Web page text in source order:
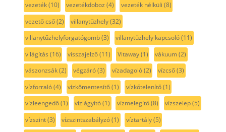
vezeték(10) vezetékdoboz (4) vezeték nélküli (8)
vezető cső(2) villanytűzhely(32)
villanytűzhelyforgatógomb(3) villanytűzhely kapcsoló(11)
világítás (16) visszajelző(11) Vitaway(1) vákuum(2)
vászonzsák(2) végzáró(3) vízadagoló(2) vízcső(3)
vízforraló(4) vízkőmentesítő(1) vízkőtelenítő(1)
vízleengedő(1) vízlágyító(1) vízmelegítő(8) vízszelep(5)
vízszint(3) vízszintszabályzó(1) víztartály(5)